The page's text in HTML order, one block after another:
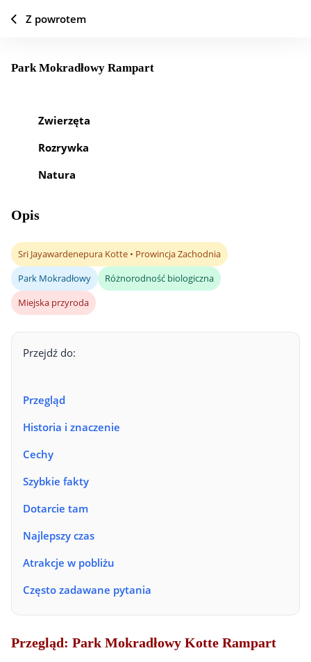
Dodaj do ulubionych Udział
Park Mokradłowy Rampart
Zwierzęta
Rozrywka
Natura
Opis
Sri Jayawardenepura Kotte • Prowincja Zachodnia
Park Mokradłowy
Różnorodność biologiczna
Miejska przyroda
Przejdź do:
Przegląd
Historia i znaczenie
Cechy
Szybkie fakty
Dotarcie tam
Najlepszy czas
Atrakcje w pobliżu
Często zadawane pytania
Przegląd: Park Mokradłowy Kotte Rampart
Z powrotem